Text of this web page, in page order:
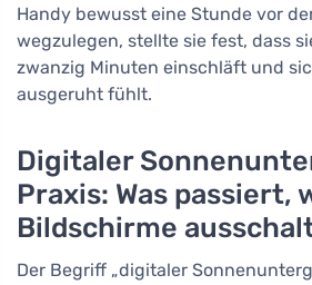
Handy bewusst eine Stunde vor
wegzulegen, stellte sie fest, dass
zwanzig Minuten einschläft und
ausgeruht fühlt.
Digitaler
Praxis: Was passiert,
Bildschirme
Der Begriff „digitaler